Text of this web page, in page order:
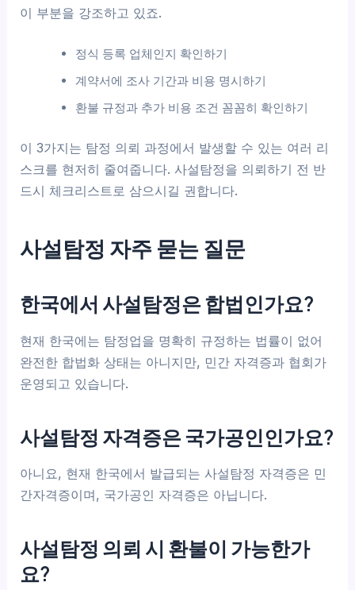
이 부분을 강조하고 있죠.
정식 등록 업체인지 확인하기
계약서에 조사 기간과 비용 명시하기
환불 규정과 추가 비용 조건 꼼꼼히 확인하기
이 3가지는 탐정 의뢰 과정에서 발생할 수 있는 여러 리
스크를 현저히 줄여줍니다. 사설탐정을 의뢰하기 전 반
드시 체크리스트로 삼으시길 권합니다.
사설탐정 자주 묻는 질문
한국에서 사설탐정은 합법인가요?
현재 한국에는 탐정업을 명확히 규정하는 법률이 없어
완전한 합법화 상태는 아니지만, 민간 자격증과 협회가
운영되고 있습니다.
사설탐정 자격증은 국가공인인가요?
아니요, 현재 한국에서 발급되는 사설탐정 자격증은 민
간자격증이며, 국가공인 자격증은 아닙니다.
사설탐정 의뢰 시 환불이 가능한가
요?